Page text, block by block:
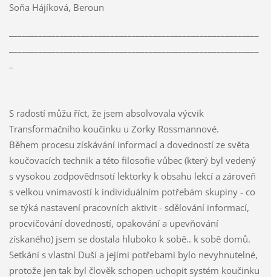
Soňa Hájíková, Beroun
S radostí můžu říct, že jsem absolvovala výcvik
Transformačního koučinku u Zorky Rossmannové.
Během procesu získávání informací a dovedností ze světa
koučovacích technik a této filosofie vůbec (který byl vedený
s vysokou zodpovědnsotí lektorky k obsahu lekcí a zároveň
s velkou vnímavostí k individuálním potřebám skupiny - co
se týká nastavení pracovních aktivit - sdělování informací,
procvičování dovedností, opakování a upevňování
získaného) jsem se dostala hluboko k sobě.. k sobě domů.
Setkání s vlastní Duší a jejími potřebami bylo nevyhnutelné,
protože jen tak byl člověk schopen uchopit systém koučinku